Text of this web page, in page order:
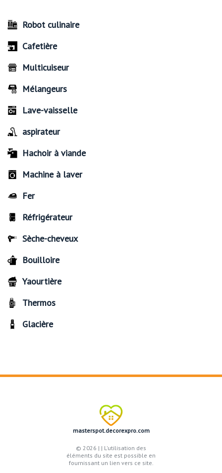
Robot culinaire
Cafetière
Multicuiseur
Mélangeurs
Lave-vaisselle
aspirateur
Hachoir à viande
Machine à laver
Fer
Réfrigérateur
Sèche-cheveux
Bouilloire
Yaourtière
Thermos
Glacière
masterspot.decorexpro.com
© 2026 | | L'utilisation des
éléments du site est possible en
fournissant un lien vers ce site.